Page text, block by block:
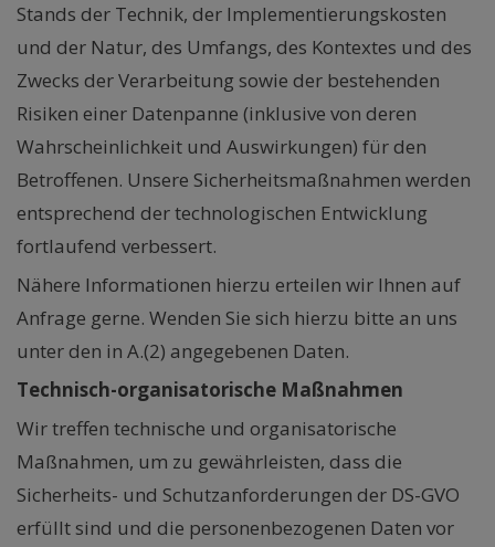
Stands der Technik, der Implementierungskosten
und der Natur, des Umfangs, des Kontextes und des
Zwecks der Verarbeitung sowie der bestehenden
Risiken einer Datenpanne (inklusive von deren
Wahrscheinlichkeit und Auswirkungen) für den
Betroffenen. Unsere Sicherheitsmaßnahmen werden
entsprechend der technologischen Entwicklung
fortlaufend verbessert.
Nähere Informationen hierzu erteilen wir Ihnen auf
Anfrage gerne. Wenden Sie sich hierzu bitte an uns
unter den in A.(2) angegebenen Daten.
Technisch-organisatorische Maßnahmen
Wir treffen technische und organisatorische
Maßnahmen, um zu gewährleisten, dass die
Sicherheits- und Schutzanforderungen der DS-GVO
erfüllt sind und die personenbezogenen Daten vor